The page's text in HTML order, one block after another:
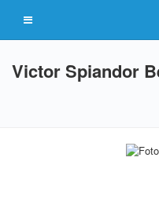
Victor Spiandor